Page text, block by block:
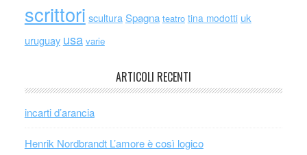
scrittori scultura Spagna teatro tina modotti uk
uruguay usa varie
ARTICOLI RECENTI
incarti d’arancia
Henrik Nordbrandt L’amore è così logico